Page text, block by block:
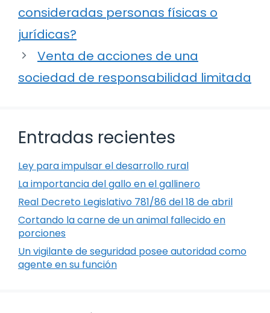
consideradas personas físicas o
jurídicas?
Venta de acciones de una
sociedad de responsabilidad limitada
Entradas recientes
Ley para impulsar el desarrollo rural
La importancia del gallo en el gallinero
Real Decreto Legislativo 781/86 del 18 de abril
Cortando la carne de un animal fallecido en
porciones
Un vigilante de seguridad posee autoridad como
agente en su función